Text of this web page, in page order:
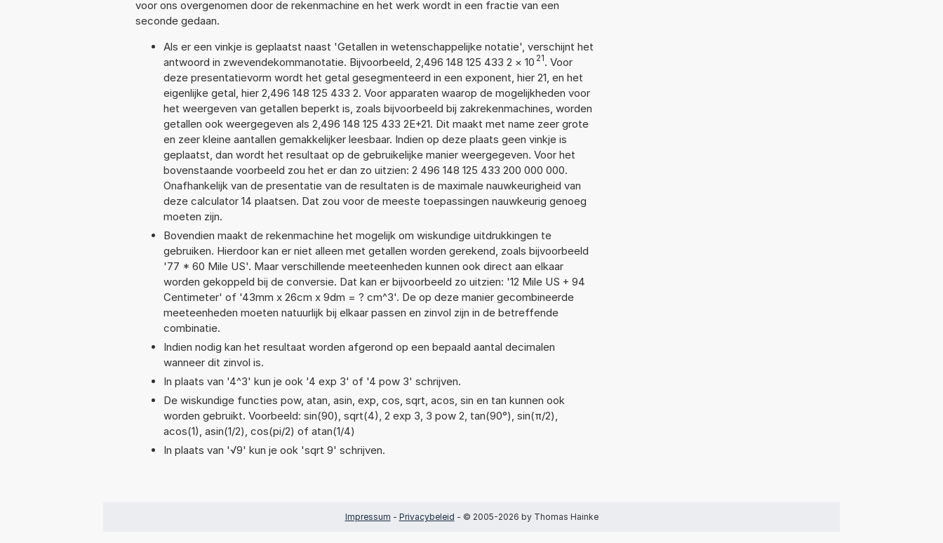
voor ons overgenomen door de rekenmachine en het werk wordt in een fractie van een
seconde gedaan.
Als er een vinkje is geplaatst naast 'Getallen in wetenschappelijke notatie', verschijnt het
antwoord in zwevendekommanotatie. Bijvoorbeeld, 2,496 148 125 433 2 × 10 21. Voor
deze presentatievorm wordt het getal gesegmenteerd in een exponent, hier 21, en het
eigenlijke getal, hier 2,496 148 125 433 2. Voor apparaten waarop de mogelijkheden voor
het weergeven van getallen beperkt is, zoals bijvoorbeeld bij zakrekenmachines, worden
getallen ook weergegeven als 2,496 148 125 433 2E+21. Dit maakt met name zeer grote
en zeer kleine aantallen gemakkelijker leesbaar. Indien op deze plaats geen vinkje is
geplaatst, dan wordt het resultaat op de gebruikelijke manier weergegeven. Voor het
bovenstaande voorbeeld zou het er dan zo uitzien: 2 496 148 125 433 200 000 000.
Onafhankelijk van de presentatie van de resultaten is de maximale nauwkeurigheid van
deze calculator 14 plaatsen. Dat zou voor de meeste toepassingen nauwkeurig genoeg
moeten zijn.
Bovendien maakt de rekenmachine het mogelijk om wiskundige uitdrukkingen te
gebruiken. Hierdoor kan er niet alleen met getallen worden gerekend, zoals bijvoorbeeld
'77 * 60 Mile US'. Maar verschillende meeteenheden kunnen ook direct aan elkaar
worden gekoppeld bij de conversie. Dat kan er bijvoorbeeld zo uitzien: '12 Mile US + 94
Centimeter' of '43mm x 26cm x 9dm = ? cm^3'. De op deze manier gecombineerde
meeteenheden moeten natuurlijk bij elkaar passen en zinvol zijn in de betreffende
combinatie.
Indien nodig kan het resultaat worden afgerond op een bepaald aantal decimalen
wanneer dit zinvol is.
In plaats van '4^3' kun je ook '4 exp 3' of '4 pow 3' schrijven.
De wiskundige functies pow, atan, asin, exp, cos, sqrt, acos, sin en tan kunnen ook
worden gebruikt. Voorbeeld: sin(90), sqrt(4), 2 exp 3, 3 pow 2, tan(90°), sin(π/2),
acos(1), asin(1/2), cos(pi/2) of atan(1/4)
In plaats van '√9' kun je ook 'sqrt 9' schrijven.
Impressum - Privacybeleid - © 2005-2026 by Thomas Hainke